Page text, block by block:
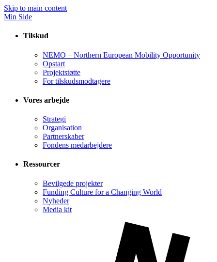
Skip to main content
Min Side
Tilskud
NEMO – Northern European Mobility Opportunity
Opstart
Projektstøtte
For tilskudsmodtagere
Vores arbejde
Strategi
Organisation
Partnerskaber
Fondens medarbejdere
Ressourcer
Bevilgede projekter
Funding Culture for a Changing World
Nyheder
Media kit